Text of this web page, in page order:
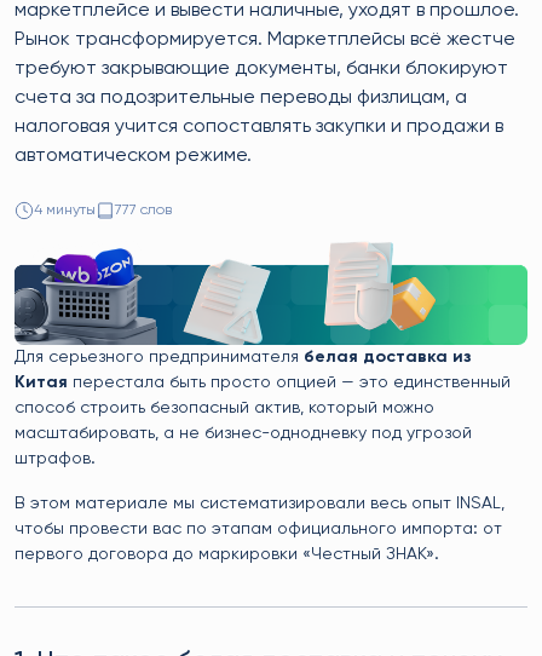
маркетплейсе и вывести наличные, уходят в прошлое.
Рынок трансформируется. Маркетплейсы всё жестче
требуют закрывающие документы, банки блокируют
счета за подозрительные переводы физлицам, а
налоговая учится сопоставлять закупки и продажи в
автоматическом режиме.
4 минуты 777 слов
Для серьезного предпринимателя белая доставка из
Китая перестала быть просто опцией — это единственный
способ строить безопасный актив, который можно
масштабировать, а не бизнес-однодневку под угрозой
штрафов.
В этом материале мы систематизировали весь опыт INSAL,
чтобы провести вас по этапам официального импорта: от
первого договора до маркировки «Честный ЗНАК».